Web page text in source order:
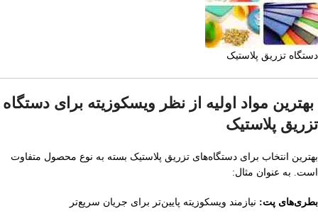
دستگاه تزریق پلاستیک
بهترین مواد اولیه از نظر ویسکوزیته برای دستگاه
تزریق پلاستیک
بهترین انتخاب برای دستگاه‌های تزریق پلاستیک بسته به نوع محصول متفاوت
است. به عنوان مثال:
بطری‌های پت: نیازمند ویسکوزیته پایین‌تر برای جریان سریع‌تر